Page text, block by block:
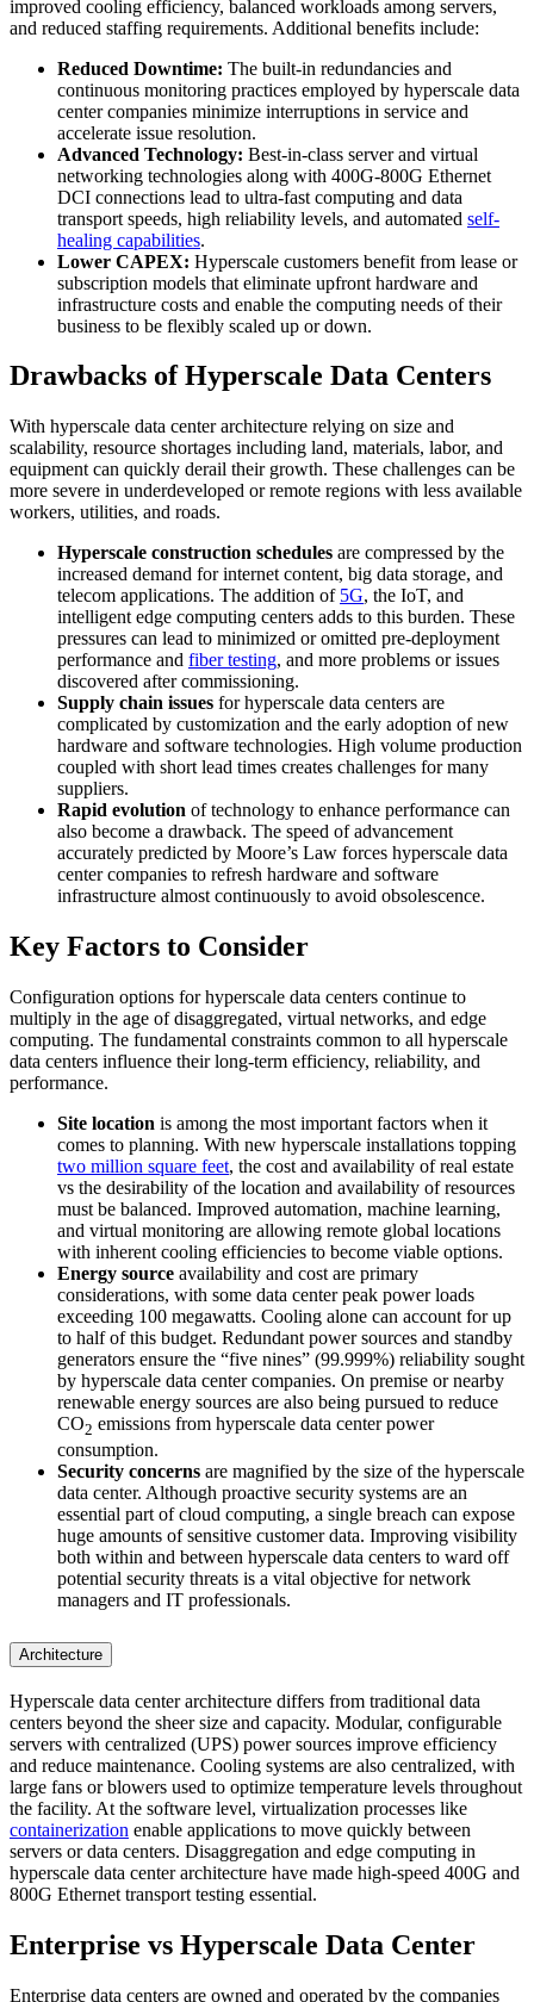
improved cooling efficiency, balanced workloads among servers,
and reduced staffing requirements. Additional benefits include:
Reduced Downtime: The built-in redundancies and
continuous monitoring practices employed by hyperscale data
center companies minimize interruptions in service and
accelerate issue resolution.
Advanced Technology: Best-in-class server and virtual
networking technologies along with 400G-800G Ethernet
DCI connections lead to ultra-fast computing and data
transport speeds, high reliability levels, and automated self-
healing capabilities.
Lower CAPEX: Hyperscale customers benefit from lease or
subscription models that eliminate upfront hardware and
infrastructure costs and enable the computing needs of their
business to be flexibly scaled up or down.
Drawbacks of Hyperscale Data Centers
With hyperscale data center architecture relying on size and
scalability, resource shortages including land, materials, labor, and
equipment can quickly derail their growth. These challenges can be
more severe in underdeveloped or remote regions with less available
workers, utilities, and roads.
Hyperscale construction schedules are compressed by the
increased demand for internet content, big data storage, and
telecom applications. The addition of 5G, the IoT, and
intelligent edge computing centers adds to this burden. These
pressures can lead to minimized or omitted pre-deployment
performance and fiber testing, and more problems or issues
discovered after commissioning.
Supply chain issues for hyperscale data centers are
complicated by customization and the early adoption of new
hardware and software technologies. High volume production
coupled with short lead times creates challenges for many
suppliers.
Rapid evolution of technology to enhance performance can
also become a drawback. The speed of advancement
accurately predicted by Moore’s Law forces hyperscale data
center companies to refresh hardware and software
infrastructure almost continuously to avoid obsolescence.
Key Factors to Consider
Configuration options for hyperscale data centers continue to
multiply in the age of disaggregated, virtual networks, and edge
computing. The fundamental constraints common to all hyperscale
data centers influence their long-term efficiency, reliability, and
performance.
Site location is among the most important factors when it
comes to planning. With new hyperscale installations topping
two million square feet, the cost and availability of real estate
vs the desirability of the location and availability of resources
must be balanced. Improved automation, machine learning,
and virtual monitoring are allowing remote global locations
with inherent cooling efficiencies to become viable options.
Energy source availability and cost are primary
considerations, with some data center peak power loads
exceeding 100 megawatts. Cooling alone can account for up
to half of this budget. Redundant power sources and standby
generators ensure the “five nines” (99.999%) reliability sought
by hyperscale data center companies. On premise or nearby
renewable energy sources are also being pursued to reduce
CO2 emissions from hyperscale data center power
consumption.
Security concerns are magnified by the size of the hyperscale
data center. Although proactive security systems are an
essential part of cloud computing, a single breach can expose
huge amounts of sensitive customer data. Improving visibility
both within and between hyperscale data centers to ward off
potential security threats is a vital objective for network
managers and IT professionals.
Architecture
Hyperscale data center architecture differs from traditional data
centers beyond the sheer size and capacity. Modular, configurable
servers with centralized (UPS) power sources improve efficiency
and reduce maintenance. Cooling systems are also centralized, with
large fans or blowers used to optimize temperature levels throughout
the facility. At the software level, virtualization processes like
containerization enable applications to move quickly between
servers or data centers. Disaggregation and edge computing in
hyperscale data center architecture have made high-speed 400G and
800G Ethernet transport testing essential.
Enterprise vs Hyperscale Data Center
Enterprise data centers are owned and operated by the companies